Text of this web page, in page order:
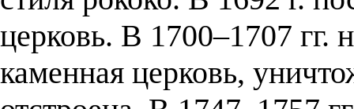
церковь. В 1700–1707 гг.
каменная церковь,